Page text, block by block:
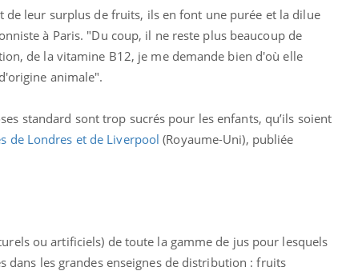
leur surplus de fruits, ils en font une purée et la dilue
à Paris. "Du coup, il ne reste plus beaucoup de
de la vitamine B12, je me demande bien d'où elle
animale".
standard sont trop sucrés pour les enfants, qu’ils soient
de Londres et de Liverpool (Royaume-Uni), publiée
ou artificiels) de toute la gamme de jus pour lesquels
dans les grandes enseignes de distribution : fruits